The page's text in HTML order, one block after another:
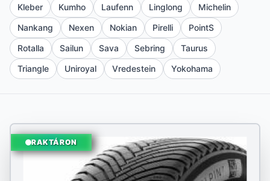
Kleber
Kumho Laufenn Linglong
Michelin
Nankang
Nexen Nokian Pirelli
PointS
Rotalla
Sailun Sava Sebring
Taurus
Triangle
Uniroyal Vredestein Yokohama
RAKTÁRON